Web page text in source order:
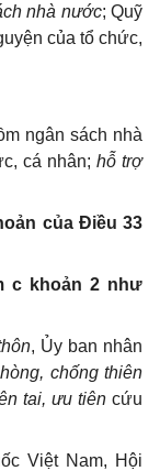
nhà nước; Quỹ
của tổ chức,
ngân sách nhà
cá nhân; hỗ trợ
của Điều 33
c khoản 2 như
, Ủy ban nhân
chống thiên
tai, ưu tiêncứu
Việt Nam, Hội